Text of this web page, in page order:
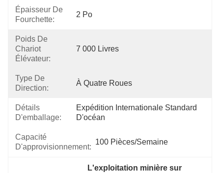
Épaisseur De
Fourchette:
2 Po
Poids De
Chariot
Élévateur:
7 000 Livres
Type De
Direction:
À Quatre Roues
Détails
D'emballage:
Expédition Internationale Standard
D'océan
Capacité
D'approvisionnement:
100 Pièces/semaine
L'exploitation minière sur